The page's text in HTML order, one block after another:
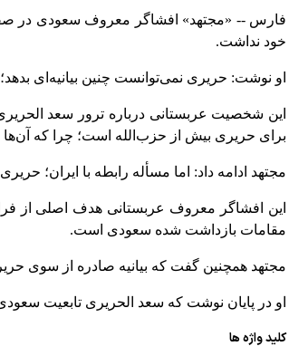
فارس -- «مجتهد» افشاگر معروف سعودی در
خود نداشت.
او نوشت: حریری نمی‌توانست چنین بیانیه‌ای
این شخصیت عربستانی درباره ترور سعد
برای حریری بیش از حزب‌الله است؛ چرا که
مجتهد ادامه داد: اما مسأله رابطه با ایران؛
این افشاگر معروف عربستانی هدف اصلی از
مقامات بازداشت شده سعودی است.
مجتهد همچنین گفت که بیانیه‌ صادره از سوی
او در پایان نوشت که سعد الحریری تابعیت
کلید واژه ها